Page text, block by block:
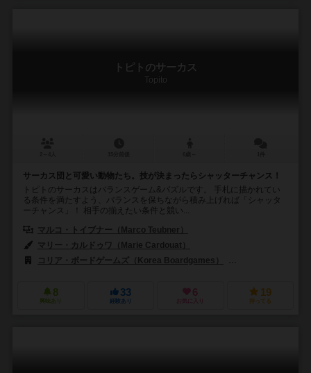
トピトのサーカス
Topito
サーカス団と可愛い動物たち。技が決まったらシャッターチャンス！
トピトのサーカスはバランスゲーム&パズルです。 手札に描かれてい
る条件を満たすよう、バランスを保ちながら積み上げれば「シャッタ
ーチャンス」！ 相手の揃えたい条件と競い...
マルコ・トイブナー（Marco Teubner）
マリー・カルドゥワ（Marie Cardouat）
コリア・ボードゲームズ（Korea Boardgames）
8
興味あり
33
経験あり
6
お気に入り
19
持ってる